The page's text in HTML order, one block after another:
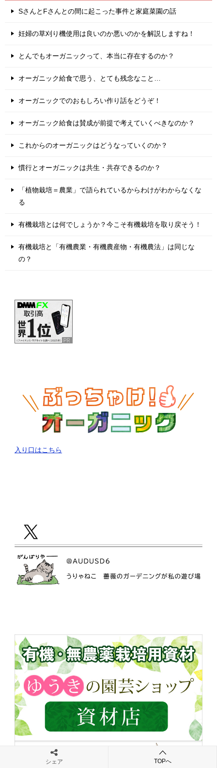
SさんとFさんとの間に起こった事件と家庭菜園の話
妊婦の草刈り機使用は良いのか悪いのかを解説しますね！
とんでもオーガニックって、本当に存在するのか？
オーガニック給食で思う、とても残念なこと…
オーガニックでのおもしろい作り話をどうぞ！
オーガニック給食は賛成が前提で考えていくべきなのか？
これからのオーガニックはどうなっていくのか？
慣行とオーガニックは共生・共存できるのか？
「植物栽培＝農業」で語られているからわけがわからなくな
る
有機栽培とは何でしょうか？今こそ有機栽培を取り戻そう！
有機栽培と「有機農業・有機農産物・有機農法」は同じな
の？
入り口はこちら
シェア TOPへ